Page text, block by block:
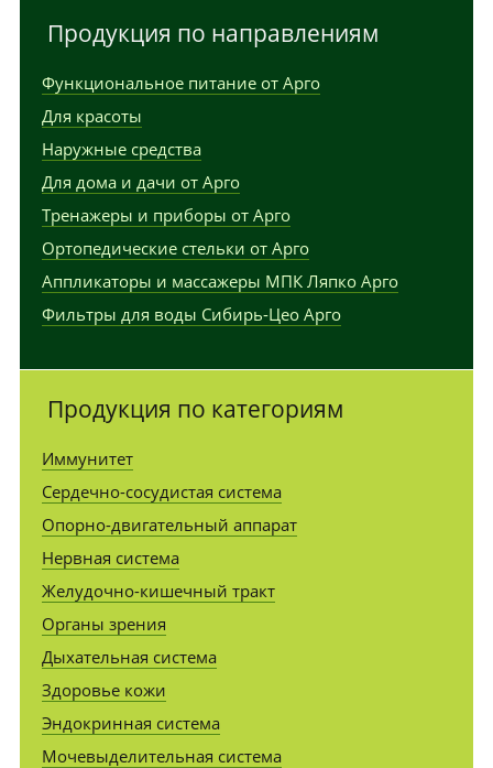
Продукция по направлениям
Функциональное питание от Арго
Для красоты
Наружные средства
Для дома и дачи от Арго
Тренажеры и приборы от Арго
Ортопедические стельки от Арго
Аппликаторы и массажеры МПК Ляпко Арго
Фильтры для воды Сибирь-Цео Арго
Продукция по категориям
Иммунитет
Сердечно-сосудистая система
Опорно-двигательный аппарат
Нервная система
Желудочно-кишечный тракт
Органы зрения
Дыхательная система
Здоровье кожи
Эндокринная система
Мочевыделительная система